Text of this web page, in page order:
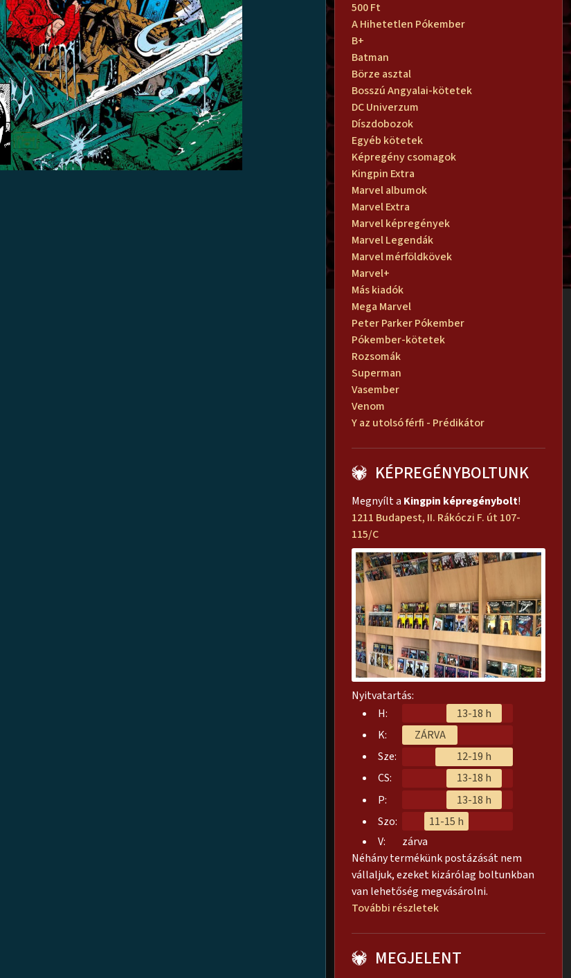
500 Ft
A Hihetetlen Pókember
B+
Batman
Börze asztal
Bosszú Angyalai-kötetek
DC Univerzum
Díszdobozok
Egyéb kötetek
Képregény csomagok
Kingpin Extra
Marvel albumok
Marvel Extra
Marvel képregények
Marvel Legendák
Marvel mérföldkövek
Marvel+
Más kiadók
Mega Marvel
Peter Parker Pókember
Pókember-kötetek
Rozsomák
Superman
Vasember
Venom
Y az utolsó férfi - Prédikátor
KÉPREGÉNYBOLTUNK
Megnyílt a Kingpin képregénybolt!
1211 Budapest, II. Rákóczi F. út 107-
115/C
Nyitvatartás:
H:
13-18 h
K:
ZÁRVA
Sze:
12-19 h
CS:
13-18 h
P:
13-18 h
Szo:
11-15 h
V:
zárva
Néhány termékünk postázását nem
vállaljuk, ezeket kizárólag boltunkban
van lehetőség megvásárolni.
További részletek
MEGJELENT